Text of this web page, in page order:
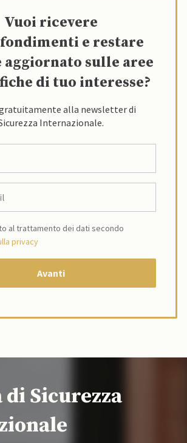
Vuoi ricevere
e restare
aggiornato sulle aree
di tuo interesse?
alla newsletter di
Internazionale.
al trattamento dei dati secondo
privacy
di Sicurezza